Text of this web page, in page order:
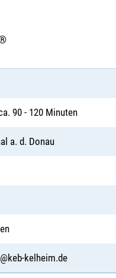
90 - 120 Minuten
a. d. Donau
kelheim.de